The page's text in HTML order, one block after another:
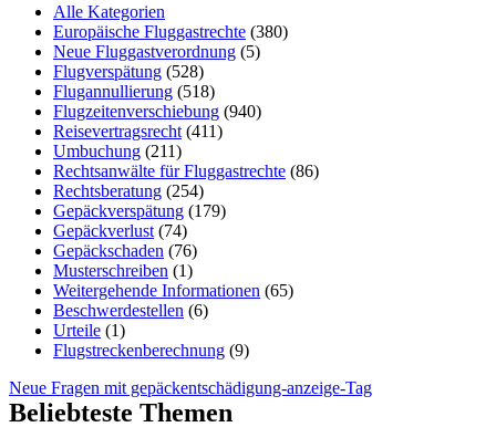
Alle Kategorien
Europäische Fluggastrechte (380)
Neue Fluggastverordnung (5)
Flugverspätung (528)
Flugannullierung (518)
Flugzeitenverschiebung (940)
Reisevertragsrecht (411)
Umbuchung (211)
Rechtsanwälte für Fluggastrechte (86)
Rechtsberatung (254)
Gepäckverspätung (179)
Gepäckverlust (74)
Gepäckschaden (76)
Musterschreiben (1)
Weitergehende Informationen (65)
Beschwerdestellen (6)
Urteile (1)
Flugstreckenberechnung (9)
Neue Fragen mit gepäckentschädigung-anzeige-Tag
Beliebteste Themen